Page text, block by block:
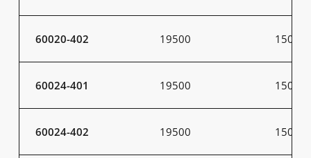
60020-402 19500 150
60024-401 19500 150
60024-402 19500 150